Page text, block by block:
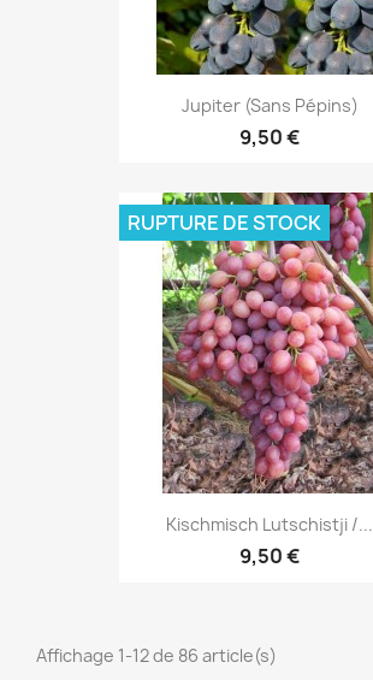
Jupiter (sans Pépins)
9,50 €
Kischmisch Lutschistji /...
9,50 €
RUPTURE DE STOCK
Affichage 1-12 de 86 article(s)